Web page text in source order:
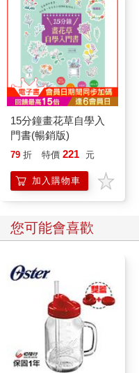
15分鐘畫花草自學入
門書(暢銷版)
79 折 特價 221 元
加入購物車
您可能會喜歡